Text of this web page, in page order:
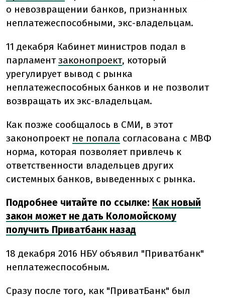
о невозвращении банков, признанных
неплатежеспособными, экс-владельцам.
11 декабря Кабинет министров подал в
парламентзаконопроект, который
урегулирует вывод с рынка
неплатежеспособных банков и не позволит
возвращать их экс-владельцам.
Как позже сообщалось в СМИ, в этот
законопроект не попала согласована с МВФ
норма, которая позволяет привлечь к
ответственности владельцев других
системных банков, выведенных с рынка.
Подробнее читайте по ссылке: Как новый
закон может не дать Коломойскому
получить Приватбанк назад
18 декабря 2016 НБУ объявил "Приватбанк"
неплатежеспособным.
Сразу после того, как "ПриватБанк" был